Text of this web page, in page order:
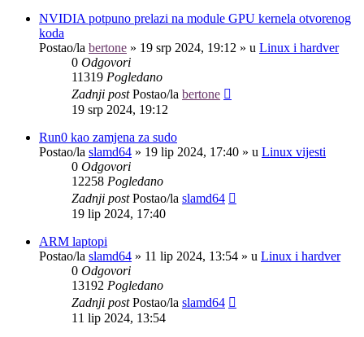
NVIDIA potpuno prelazi na module GPU kernela otvorenog
koda
Postao/la bertone » 19 srp 2024, 19:12 » u Linux i hardver
0 Odgovori
11319 Pogledano
Zadnji postPostao/la bertone
19 srp 2024, 19:12
Run0 kao zamjena za sudo
Postao/la slamd64 » 19 lip 2024, 17:40 » u Linux vijesti
0 Odgovori
12258 Pogledano
Zadnji postPostao/la slamd64
19 lip 2024, 17:40
ARM laptopi
Postao/la slamd64 » 11 lip 2024, 13:54 » u Linux i hardver
0 Odgovori
13192 Pogledano
Zadnji postPostao/la slamd64
11 lip 2024, 13:54